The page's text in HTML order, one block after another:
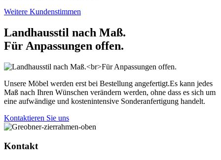
Weitere Kundenstimmen
Landhausstil nach Maß.
Für Anpassungen offen.
Unsere Möbel werden erst bei Bestellung angefertigt.Es kann jedes
Maß nach Ihren Wünschen verändern werden, ohne dass es sich um
eine aufwändige und kostenintensive Sonderanfertigung handelt.
Kontaktieren Sie uns
Kontakt